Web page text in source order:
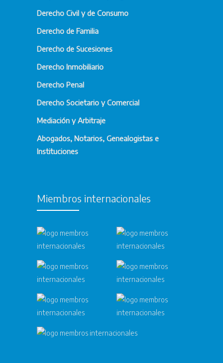
Derecho Civil y de Consumo
Derecho de Familia
Derecho de Sucesiones
Derecho Inmobiliario
Derecho Penal
Derecho Societario y Comercial
Mediación y Arbitraje
Abogados, Notarios, Genealogistas e
Instituciones
Miembros internacionales